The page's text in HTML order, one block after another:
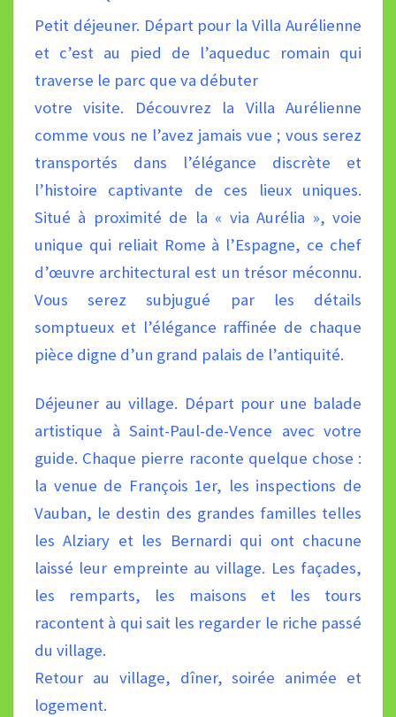
Petit déjeuner. Départ pour la Villa Aurélienne
et c’est au pied de l’aqueduc romain qui
traverse le parc que va débuter
votre visite. Découvrez la Villa Aurélienne
comme vous ne l’avez jamais vue ; vous serez
transportés dans l’élégance discrète et
l’histoire captivante de ces lieux uniques.
Situé à proximité de la « via Aurélia », voie
unique qui reliait Rome à l’Espagne, ce chef
d’œuvre architectural est un trésor méconnu.
Vous serez subjugué par les détails
somptueux et l’élégance raffinée de chaque
pièce digne d’un grand palais de l’antiquité.
Déjeuner au village. Départ pour une balade
artistique à Saint-Paul-de-Vence avec votre
guide. Chaque pierre raconte quelque chose :
la venue de François 1er, les inspections de
Vauban, le destin des grandes familles telles
les Alziary et les Bernardi qui ont chacune
laissé leur empreinte au village. Les façades,
les remparts, les maisons et les tours
racontent à qui sait les regarder le riche passé
du village.
Retour au village, dîner, soirée animée et
logement.